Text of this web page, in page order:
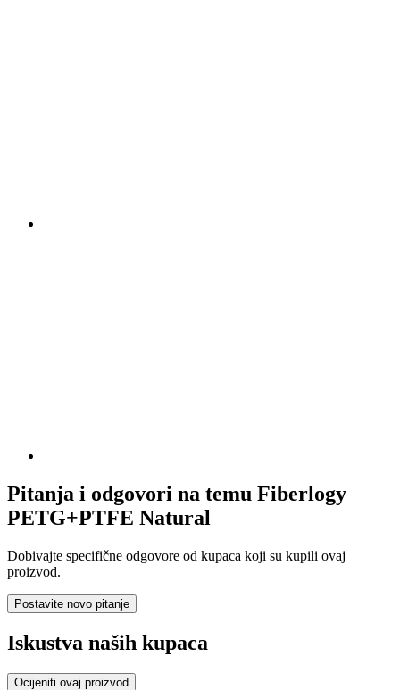
Pitanja i odgovori na temu Fiberlogy
PETG+PTFE Natural
Dobivajte specifične odgovore od kupaca koji su kupili ovaj
proizvod.
Postavite novo pitanje
Iskustva naših kupaca
Ocijeniti ovaj proizvod